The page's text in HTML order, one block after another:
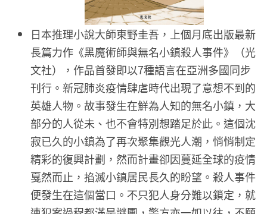
日本推理小說大師東野圭吾，上個月底出版最新
長篇力作《黑魔術師與無名小鎮殺人事件》（光
文社），作品首發即以7種語言在亞洲多國同步
刊行。新冠肺炎疫情肆虐時代出現了意想不到的
英雄人物。故事發生在鮮為人知的無名小鎮，大
部分的人從未、也不會特別想踏足於此。這個沈
寂已久的小鎮為了再次聚集觀光人潮，悄悄制定
精彩的復興計劃，然而計畫卻因蔓延全球的疫情
戛然而止，掐滅小鎮居民長久的盼望。殺人事件
便發生在這個當口。不只犯人身分難以鎖定，就